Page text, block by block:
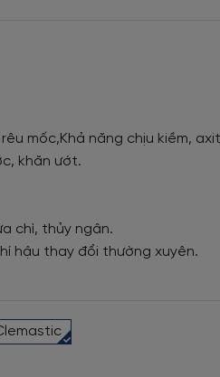
mốc,Khả năng chịu kiềm, axit
khăn ướt.
chì, thủy ngân.
hậu thay đổi thường xuyên.